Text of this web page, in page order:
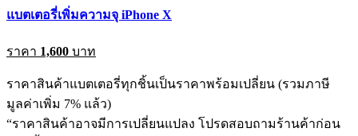
แบตเตอรี่เพิ่มความจุ iPhone X
ราคา 1,600 บาท
ราคาสินค้าแบตเตอรี่ทุกชิ้นเป็นราคาพร้อมเปลี่ยน (รวมภาษี
มูลค่าเพิ่ม 7% แล้ว)
“ราคาสินค้าอาจมีการเปลี่ยนแปลง โปรดสอบถามร้านค้าก่อน